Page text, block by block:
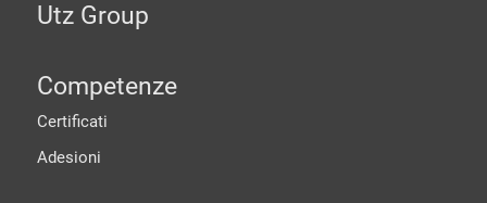
Utz Group
Competenze
Certificati
Adesioni